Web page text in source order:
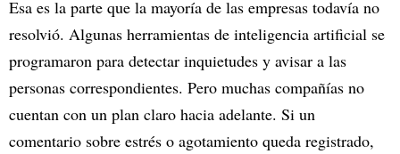
Esa es la parte que la mayoría de las empresas todavía no
resolvió. Algunas herramientas de inteligencia artificial se
programaron para detectar inquietudes y avisar a las
personas correspondientes. Pero muchas compañías no
cuentan con un plan claro hacia adelante. Si un
comentario sobre estrés o agotamiento queda registrado,